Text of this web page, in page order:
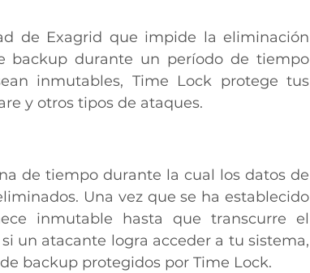
de Exagrid que impide la eliminación
backup durante un período de tiempo
inmutables, Time Lock protege tus
y otros tipos de ataques.
de tiempo durante la cual los datos de
Una vez que se ha establecido
inmutable hasta que transcurre el
un atacante logra acceder a tu sistema,
backup protegidos por Time Lock.